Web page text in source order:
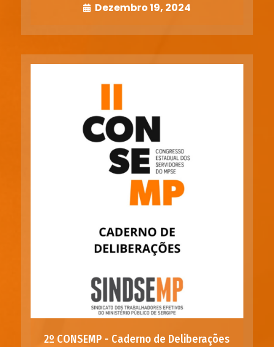
Dezembro 19, 2024
2º CONSEMP - Caderno de Deliberações